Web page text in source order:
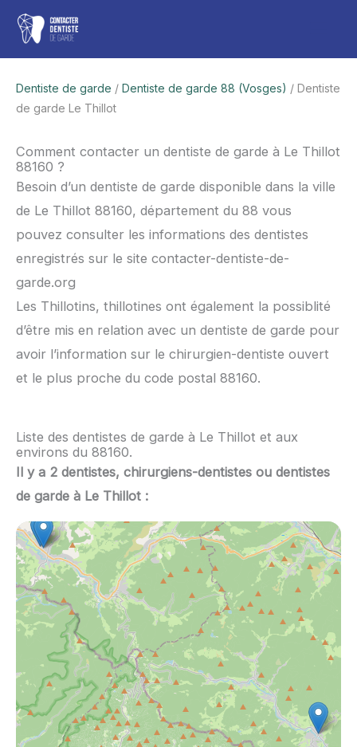
Aller
contenu
Dentiste de garde / Dentiste de garde 88 (Vosges) / Dentiste
de garde Le Thillot
Comment contacter un dentiste de garde à Le Thillot
88160 ?
Besoin d’un dentiste de garde disponible dans la ville
de Le Thillot 88160, département du 88 vous
pouvez consulter les informations des dentistes
enregistrés sur le site contacter-dentiste-de-
garde.org
Les Thillotins, thillotines ont également la possiblité
d’être mis en relation avec un dentiste de garde pour
avoir l’information sur le chirurgien-dentiste ouvert
et le plus proche du code postal 88160.
Liste des dentistes de garde à Le Thillot et aux
environs du 88160.
Il y a 2 dentistes, chirurgiens-dentistes ou dentistes
de garde à Le Thillot :